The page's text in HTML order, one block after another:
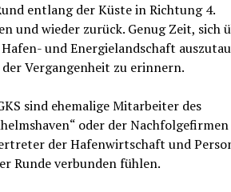
entlang der Küste in Richtung 4.
und wieder zurück. Genug Zeit, sich
und Energielandschaft
Vergangenheit zu erinnern.
sind ehemalige Mitarbeiter des
oder der
der Hafenwirtschaft und
Runde verbunden fühlen.